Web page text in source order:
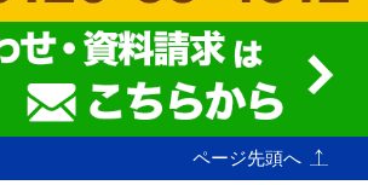
ページ先頭へ